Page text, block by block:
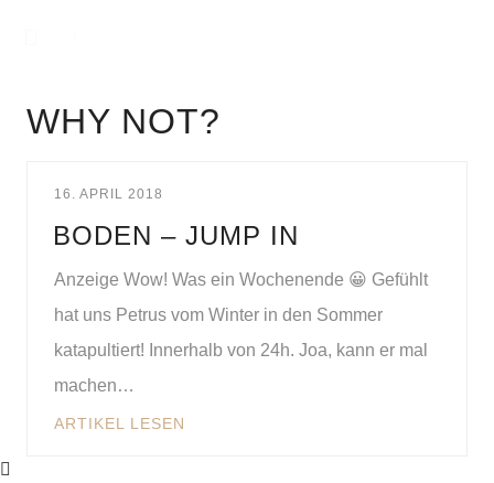
WHY NOT?
16. APRIL 2018
BODEN – JUMP IN
Anzeige Wow! Was ein Wochenende 😀 Gefühlt
hat uns Petrus vom Winter in den Sommer
katapultiert! Innerhalb von 24h. Joa, kann er mal
machen…
ARTIKEL LESEN